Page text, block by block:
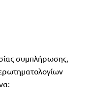
συμπλήρωσης,